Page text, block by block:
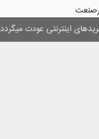
اینترنتی عودت میگرددشغل برای حداقل
صنعت